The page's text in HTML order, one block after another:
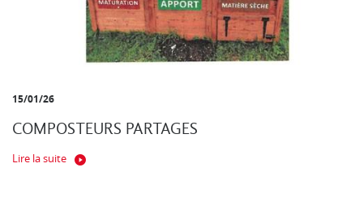
15/01/26
COMPOSTEURS PARTAGES
Lire la suite